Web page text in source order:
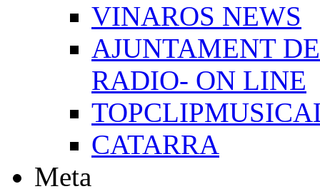
VINAROS NEWS
AJUNTAMENT
RADIO- ON LINE
CATARRA
Meta